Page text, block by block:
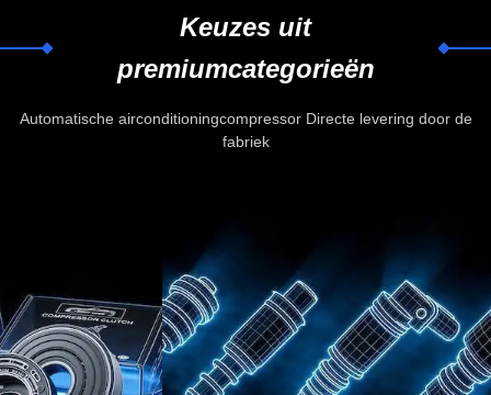
Keuzes uit
premiumcategorieën
Automatische airconditioningcompressor Directe levering door de
fabriek